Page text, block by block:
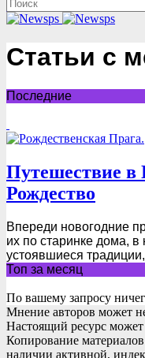
Статьи с
Последние
Путешествие в
Рождество
Впереди новогодние
их по старинке дома, в
устоявшиеся традиции,
Топ за месяц
По вашему запросу
Мнение авторов может
Настоящий ресурс
Копирование
наличии активной,